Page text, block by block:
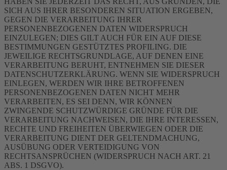
SICH AUS IHRER BESONDEREN SITUATION ERGEBEN,
GEGEN DIE VERARBEITUNG IHRER
PERSONENBEZOGENEN DATEN WIDERSPRUCH
EINZULEGEN; DIES GILT AUCH FÜR EIN AUF DIESE
BESTIMMUNGEN GESTÜTZTES PROFILING. DIE
JEWEILIGE RECHTSGRUNDLAGE, AUF DENEN EINE
VERARBEITUNG BERUHT, ENTNEHMEN SIE DIESER
DATENSCHUTZERKLÄRUNG. WENN SIE WIDERSPRUCH
EINLEGEN, WERDEN WIR IHRE BETROFFENEN
PERSONENBEZOGENEN DATEN NICHT MEHR
VERARBEITEN, ES SEI DENN, WIR KÖNNEN
ZWINGENDE SCHUTZWÜRDIGE GRÜNDE FÜR DIE
VERARBEITUNG NACHWEISEN, DIE IHRE INTERESSEN,
RECHTE UND FREIHEITEN ÜBERWIEGEN ODER DIE
VERARBEITUNG DIENT DER GELTENDMACHUNG,
AUSÜBUNG ODER VERTEIDIGUNG VON
RECHTSANSPRÜCHEN (WIDERSPRUCH NACH ART. 21
ABS. 1 DSGVO).